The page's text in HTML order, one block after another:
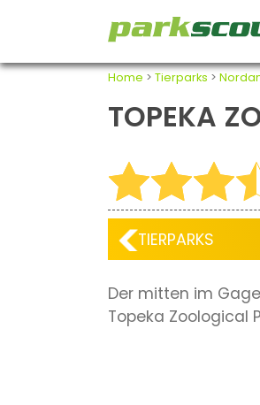
Home > Tierparks >
TOPEKA
TIERPARKS
Der mitten im
Topeka Zoological